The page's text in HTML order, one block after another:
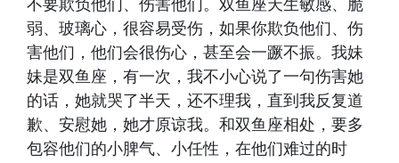
不要欺负他们、伤害他们。双鱼座天生敏感、脆
弱、玻璃心，很容易受伤，如果你欺负他们、伤
害他们，他们会很伤心，甚至会一蹶不振。我妹
妹是双鱼座，有一次，我不小心说了一句伤害她
的话，她就哭了半天，还不理我，直到我反复道
歉、安慰她，她才原谅我。和双鱼座相处，要多
包容他们的小脾气、小任性，在他们难过的时